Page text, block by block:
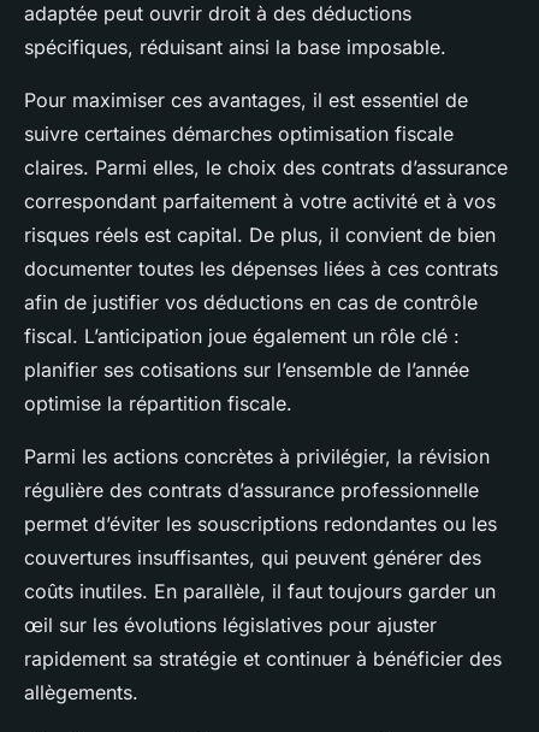
adaptée peut ouvrir droit à des déductions
spécifiques, réduisant ainsi la base imposable.
Pour maximiser ces avantages, il est essentiel de
suivre certaines démarches optimisation fiscale
claires. Parmi elles, le choix des contrats d’assurance
correspondant parfaitement à votre activité et à vos
risques réels est capital. De plus, il convient de bien
documenter toutes les dépenses liées à ces contrats
afin de justifier vos déductions en cas de contrôle
fiscal. L’anticipation joue également un rôle clé :
planifier ses cotisations sur l’ensemble de l’année
optimise la répartition fiscale.
Parmi les actions concrètes à privilégier, la révision
régulière des contrats d’assurance professionnelle
permet d’éviter les souscriptions redondantes ou les
couvertures insuffisantes, qui peuvent générer des
coûts inutiles. En parallèle, il faut toujours garder un
œil sur les évolutions législatives pour ajuster
rapidement sa stratégie et continuer à bénéficier des
allègements.